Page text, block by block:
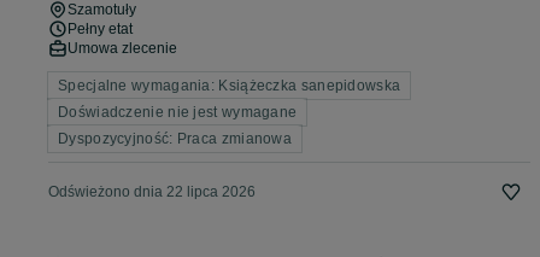
Szamotuły
Pełny etat
Umowa zlecenie
Specjalne wymagania: Książeczka sanepidowska
Doświadczenie nie jest wymagane
Dyspozycyjność: Praca zmianowa
Odświeżono dnia 22 lipca 2026